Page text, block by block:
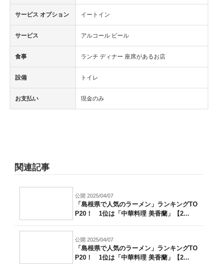
サービス オプション イートイン
サービス アルコール ビール
食事 ランチ ディナー 座席があるお店
設備 トイレ
お支払い 現金のみ
関連記事
公開 2025/04/07
「島根県で人気のラーメン」ランキングTO
P20！ 1位は「中華料理 美香蘭」【2...
公開 2025/04/07
「島根県で人気のラーメン」ランキングTO
P20！ 1位は「中華料理 美香蘭」【2...